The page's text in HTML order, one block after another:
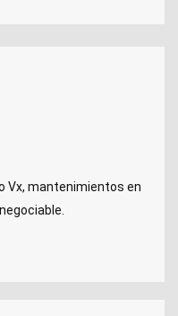
Vx, mantenimientos en